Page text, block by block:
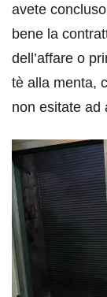
avete
bene la
dell’affare o
tè alla menta,
non esitate ad